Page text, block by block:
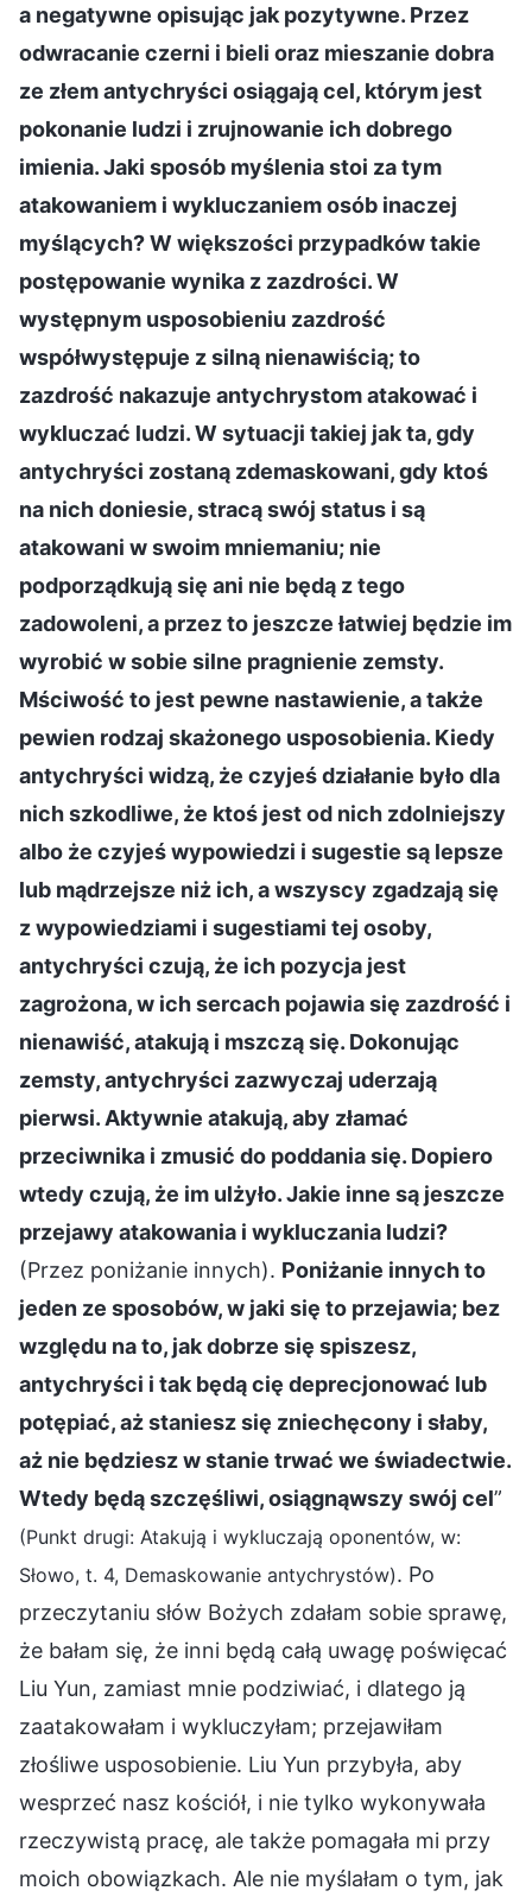
a negatywne opisując jak pozytywne. Przez
odwracanie czerni i bieli oraz mieszanie dobra
ze złem antychryści osiągają cel, którym jest
pokonanie ludzi i zrujnowanie ich dobrego
imienia. Jaki sposób myślenia stoi za tym
atakowaniem i wykluczaniem osób inaczej
myślących? W większości przypadków takie
postępowanie wynika z zazdrości. W
występnym usposobieniu zazdrość
współwystępuje z silną nienawiścią; to
zazdrość nakazuje antychrystom atakować i
wykluczać ludzi. W sytuacji takiej jak ta, gdy
antychryści zostaną zdemaskowani, gdy ktoś
na nich doniesie, stracą swój status i są
atakowani w swoim mniemaniu; nie
podporządkują się ani nie będą z tego
zadowoleni, a przez to jeszcze łatwiej będzie im
wyrobić w sobie silne pragnienie zemsty.
Mściwość to jest pewne nastawienie, a także
pewien rodzaj skażonego usposobienia. Kiedy
antychryści widzą, że czyjeś działanie było dla
nich szkodliwe, że ktoś jest od nich zdolniejszy
albo że czyjeś wypowiedzi i sugestie są lepsze
lub mądrzejsze niż ich, a wszyscy zgadzają się
z wypowiedziami i sugestiami tej osoby,
antychryści czują, że ich pozycja jest
zagrożona, w ich sercach pojawia się zazdrość i
nienawiść, atakują i mszczą się. Dokonując
zemsty, antychryści zazwyczaj uderzają
pierwsi. Aktywnie atakują, aby złamać
przeciwnika i zmusić do poddania się. Dopiero
wtedy czują, że im ulżyło. Jakie inne są jeszcze
przejawy atakowania i wykluczania ludzi?
(Przez poniżanie innych). Poniżanie innych to
jeden ze sposobów, w jaki się to przejawia; bez
względu na to, jak dobrze się spiszesz,
antychryści i tak będą cię deprecjonować lub
potępiać, aż staniesz się zniechęcony i słaby,
aż nie będziesz w stanie trwać we świadectwie.
Wtedy będą szczęśliwi, osiągnąwszy swój cel”
(Punkt drugi: Atakują i wykluczają oponentów, w:
Słowo, t. 4, Demaskowanie antychrystów). Po
przeczytaniu słów Bożych zdałam sobie sprawę,
że bałam się, że inni będą całą uwagę poświęcać
Liu Yun, zamiast mnie podziwiać, i dlatego ją
zaatakowałam i wykluczyłam; przejawiłam
złośliwe usposobienie. Liu Yun przybyła, aby
wesprzeć nasz kościół, i nie tylko wykonywała
rzeczywistą pracę, ale także pomagała mi przy
moich obowiązkach. Ale nie myślałam o tym, jak